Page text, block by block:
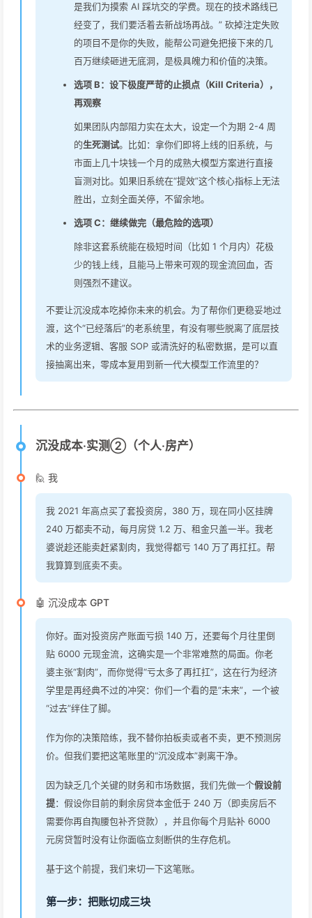
是我们为摸索 AI 踩坑交的学费。现在的技术路线已
经变了，我们要活着去新战场再战。” 砍掉注定失败
的项目不是你的失败，能帮公司避免把接下来的几
百万继续砸进无底洞，是极具魄力和价值的决策。
选项 B：设下极度严苛的止损点（Kill Criteria），
再观察
如果团队内部阻力实在太大，设定一个为期 2-4 周
的生死测试。比如：拿你们即将上线的旧系统，与
市面上几十块钱一个月的成熟大模型方案进行直接
盲测对比。如果旧系统在“提效”这个核心指标上无法
胜出，立刻全面关停，不留余地。
选项 C：继续做完（最危险的选项）
除非这套系统能在极短时间（比如 1 个月内）花极
少的钱上线，且能马上带来可观的现金流回血，否
则强烈不建议。
不要让沉没成本吃掉你未来的机会。为了帮你们更稳妥地过
渡，这个“已经落后”的老系统里，有没有哪些脱离了底层技
术的业务逻辑、客服 SOP 或清洗好的私密数据，是可以直
接抽离出来，零成本复用到新一代大模型工作流里的？
沉没成本·实测②（个人·房产）
🙋 我
我 2021 年高点买了套投资房，380 万，现在同小区挂牌
240 万都卖不动，每月房贷 1.2 万、租金只盖一半。我老
婆说趁还能卖赶紧割肉，我觉得都亏 140 万了再扛扛。帮
我算算到底卖不卖。
🤖 沉没成本 GPT
你好。面对投资房产账面亏损 140 万，还要每个月往里倒
贴 6000 元现金流，这确实是一个非常难熬的局面。你老
婆主张“割肉”，而你觉得“亏太多了再扛扛”，这在行为经济
学里是再经典不过的冲突：你们一个看的是“未来”，一个被
“过去”绊住了脚。
作为你的决策陪练，我不替你拍板卖或者不卖，更不预测房
价。但我们要把这笔账里的“沉没成本”剥离干净。
因为缺乏几个关键的财务和市场数据，我们先做一个假设前
提：假设你目前的剩余房贷本金低于 240 万（即卖房后不
需要你再自掏腰包补齐贷款），并且你每个月贴补 6000
元房贷暂时没有让你面临立刻断供的生存危机。
基于这个前提，我们来切一下这笔账。
第一步：把账切成三块